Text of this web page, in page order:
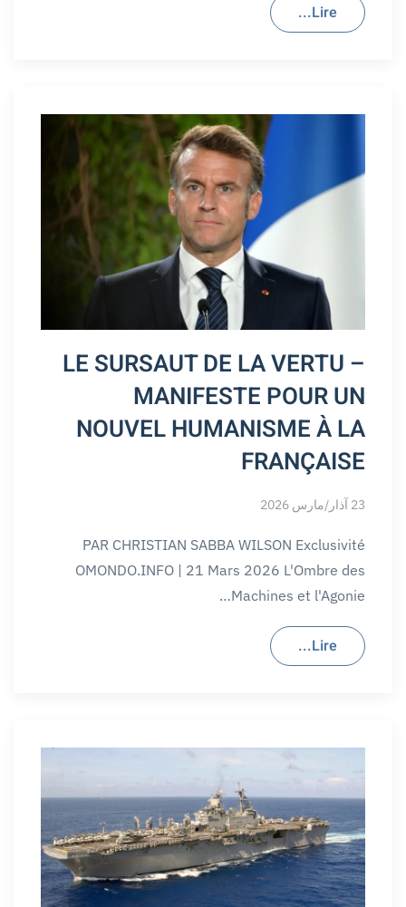
Lire...
LE SURSAUT DE LA VERTU –
MANIFESTE POUR UN
NOUVEL HUMANISME À LA
FRANÇAISE
23 آذار/مارس 2026
PAR CHRISTIAN SABBA WILSON Exclusivité
OMONDO.INFO | 21 Mars 2026 L'Ombre des
Machines et l'Agonie…
Lire...